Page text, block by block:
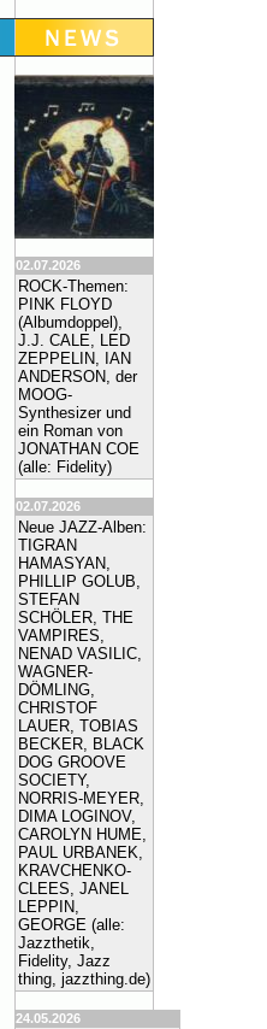
02.07.2026
ROCK-Themen:
PINK FLOYD
(Albumdoppel),
J.J. CALE, LED
ZEPPELIN, IAN
ANDERSON, der
MOOG-
Synthesizer und
ein Roman von
JONATHAN COE
(alle: Fidelity)
02.07.2026
Neue JAZZ-Alben:
TIGRAN
HAMASYAN,
PHILLIP GOLUB,
STEFAN
SCHÖLER, THE
VAMPIRES,
NENAD VASILIC,
WAGNER-
DÖMLING,
CHRISTOF
LAUER, TOBIAS
BECKER, BLACK
DOG GROOVE
SOCIETY,
NORRIS-MEYER,
DIMA LOGINOV,
CAROLYN HUME,
PAUL URBANEK,
KRAVCHENKO-
CLEES, JANEL
LEPPIN,
GEORGE (alle:
Jazzthetik,
Fidelity, Jazz
thing, jazzthing.de)
24.05.2026